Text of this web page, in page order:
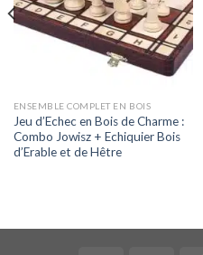
ENSEMBLE COMPLET EN BOIS
Jeu d’Echec en Bois de Charme :
Combo Jowisz + Echiquier Bois
d’Erable et de Hêtre